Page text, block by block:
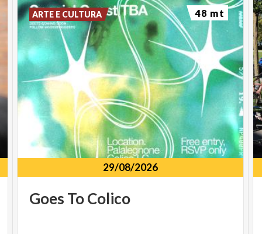
29/08/2026
Goes ToColico
ARTE E CULTURA 48 mt